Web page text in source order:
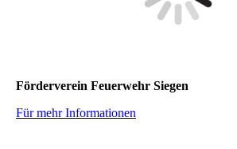
Förderverein Feuerwehr Siegen
Für mehr Informationen